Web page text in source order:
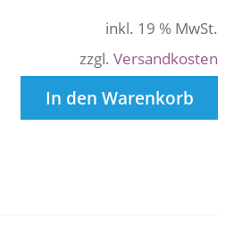
inkl. 19 % MwSt.
zzgl. Versandkosten
In den Warenkorb